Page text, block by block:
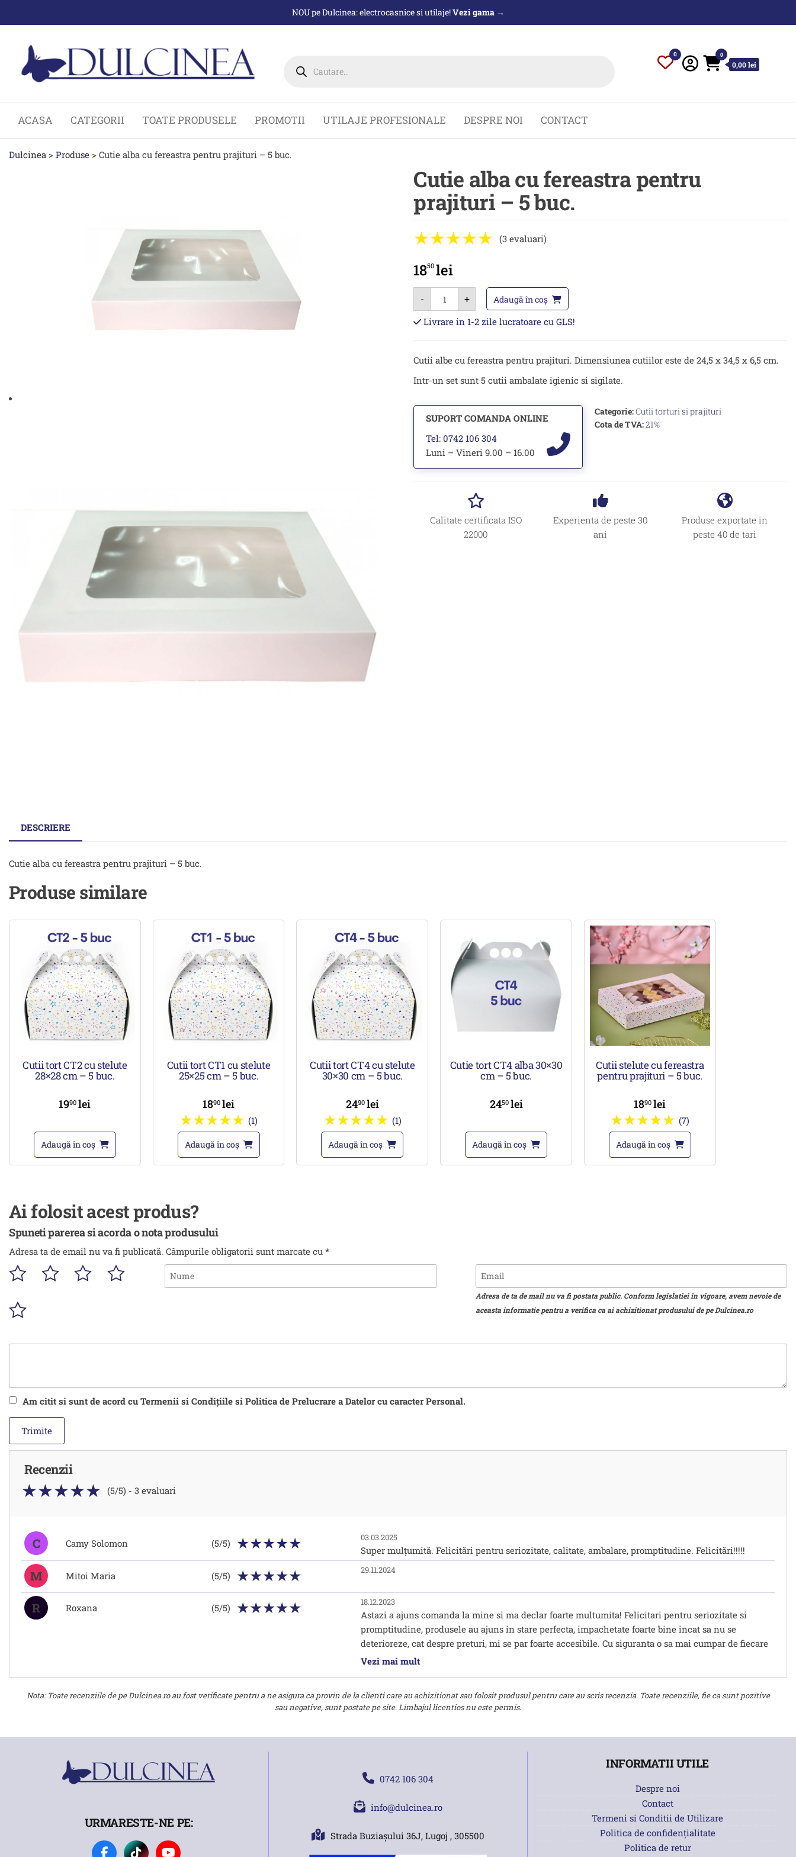
NOU pe Dulcinea: electrocasnice si utilaje!Vezi gama →
search
0 0
0,00 lei
ACASA CATEGORII TOATE PRODUSELE PROMOTII UTILAJE PROFESIONALE DESPRE NOI CONTACT
Dulcinea > Produse > Cutie alba cu fereastra pentru prajituri – 5 buc.
Cutie alba cu fereastra pentru
prajituri – 5 buc.
(3 evaluari)
1850lei
-
Cantitate
Cutie
alba
cu
fereastra
5
+ Adaugă în coș
Livrare in 1-2 zile lucratoare cu GLS!
Cutii albe cu fereastra pentru prajituri. Dimensiunea cutiilor este de 24,5 x 34,5 x 6,5 cm.
Intr-un set sunt 5 cutii ambalate igienic si sigilate.
SUPORT COMANDA ONLINE
Tel: 0742 106 304
Luni – Vineri 9.00 – 16.00
Categorie:Cutii torturi si prajituri
Cota de TVA:21%
Calitate certificata ISO
22000
Experienta de peste 30
ani
Produse exportate in
peste 40 de tari
DESCRIERE
Cutie alba cu fereastra pentru prajituri – 5 buc.
Produse similare
Cutii tort CT2 cu stelute
28×28 cm – 5 buc.
1990lei
Adaugă în coș
Cutii tort CT1 cu stelute
25×25 cm – 5 buc.
1890lei
(1)
Adaugă în coș
Cutii tort CT4 cu stelute
30×30 cm – 5 buc.
2490 lei
(1)
Adaugă în coș
Cutie tort CT4 alba 30×30
cm – 5 buc.
2450 lei
Adaugă în coș
Cutii stelute cu fereastra
pentru prajituri – 5 buc.
1890lei
(7)
Adaugă în coș
Ai folosit acest produs?
Spuneti parerea si acorda o nota produsului
Adresa ta de email nu va fi publicată. Câmpurile obligatorii sunt marcate cu *
Adresa de ta de mail nu va fi postata public. Conform legislatiei in vigoare, avem nevoie de
aceasta informatie pentru a verifica ca ai achizitionat produsului de pe Dulcinea.ro
Am citit si sunt de acord cu Termenii si Condițiile si Politica de Prelucrare a Datelor cu caracter Personal.
Recenzii
(5/5) - 3 evaluari
C Camy Solomon (5/5) 03.03.2025
Super mulţumită. Felicitări pentru seriozitate, calitate, ambalare, promptitudine. Felicitări!!!!!
M Mitoi Maria (5/5) 29.11.2024
R Roxana (5/5) 18.12.2023
Astazi a ajuns comanda la mine si ma declar foarte multumita! Felicitari pentru seriozitate si
promptitudine, produsele au ajuns in stare perfecta, impachetate foarte bine incat sa nu se
deterioreze, cat despre preturi, mi se par foarte accesibile. Cu siguranta o sa mai cumpar de fiecare
data cand o sa fie nevoie.
Vezi mai mult
Nota: Toate recenziile de pe Dulcinea.ro au fost verificate pentru a ne asigura ca provin de la clienti care au achizitionat sau folosit produsul pentru care au scris recenzia. Toate recenziile, fie ca sunt pozitive
sau negative, sunt postate pe site. Limbajul licentios nu este permis.
URMARESTE-NE PE:
0742 106 304
info@dulcinea.ro
Strada Buziașului 36J, Lugoj , 305500
INFORMATII UTILE
Despre noi
Contact
Termeni si Conditii de Utilizare
Politica de confidențialitate
Politica de retur